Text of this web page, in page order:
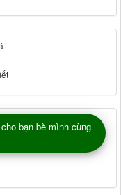
bạn bè mình cùng